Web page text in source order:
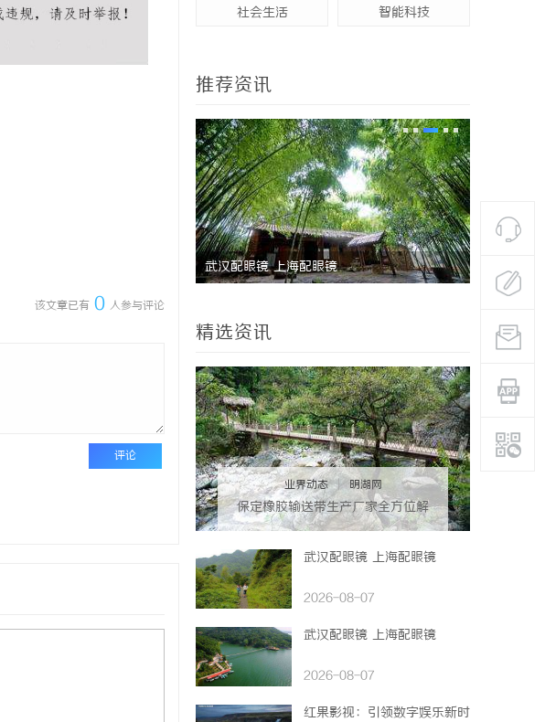
该文章已有 0 人参与评论
评论
社会生活 智能科技
推荐资讯
武汉配眼镜 上海配眼镜 深入解析
业评测全
精选资讯
业界动态 | 明湖网
保定橡胶输送带生产厂家全方位解
析与行业发展前景
武汉配眼镜 上海配眼镜
2026-08-07
武汉配眼镜 上海配眼镜
2026-08-07
红果影视：引领数字娱乐新时